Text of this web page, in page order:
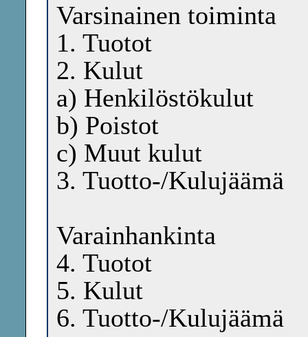
Varsinainen toiminta
1. Tuotot
2. Kulut
a) Henkilöstökulut
b) Poistot
c) Muut kulut
3. Tuotto-/Kulujäämä
Varainhankinta
4. Tuotot
5. Kulut
6. Tuotto-/Kulujäämä